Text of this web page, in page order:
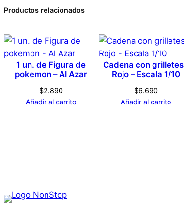
Color
Tamaño
0 valoraciones en
No hay valoraciones aún. Solo los usuarios
Productos relacionados
1 un. de Figura de
pokemon – Al Azar
$2.890
Añadir al carrito
Cadena con grilletes
Rojo – Escala 1/10
$6.690
Añadir al carrito